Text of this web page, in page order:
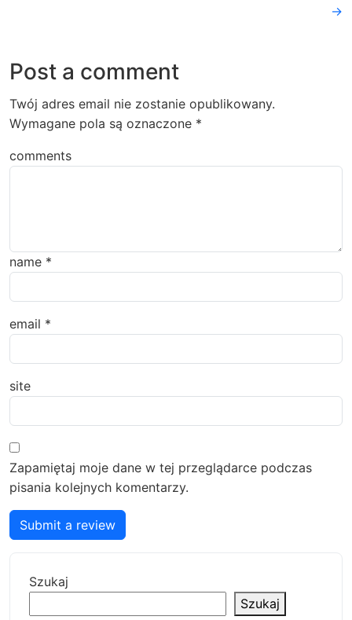
→
Post a comment
Twój adres email nie zostanie opublikowany.
Wymagane pola są oznaczone *
comments
name *
email *
site
Zapamiętaj moje dane w tej przeglądarce podczas
pisania kolejnych komentarzy.
Submit a review
Szukaj
Szukaj